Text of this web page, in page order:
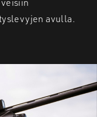
avulla.